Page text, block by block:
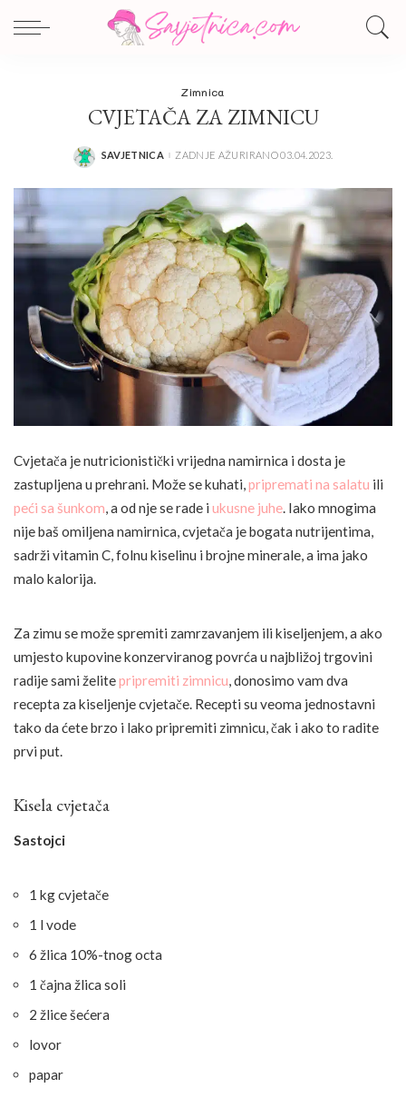
Zimnica
CVJETAČA ZA ZIMNICU
POSTED
SAVJETNICA ZADNJE AŽURIRANO 03.04.2023.
Cvjetača je nutricionistički vrijedna namirnica i dosta je
zastupljena u prehrani. Može se kuhati,pripremati na salatu ili
peći sa šunkom, a od nje se rade i ukusne juhe. Iako mnogima
nije baš omiljena namirnica, cvjetača je bogata nutrijentima,
sadrži vitamin C, folnu kiselinu i brojne minerale, a ima jako
malo kalorija.
Za zimu se može spremiti zamrzavanjem ili kiseljenjem, a ako
umjesto kupovine konzerviranog povrća u najbližoj trgovini
radije sami želitepripremiti zimnicu, donosimo vam dva
recepta za kiseljenje cvjetače. Recepti su veoma jednostavni
tako da ćete brzo i lako pripremiti zimnicu, čak i ako to radite
prvi put.
Kisela cvjetača
Sastojci
1 kg cvjetače
1 l vode
6 žlica 10%-tnog octa
1 čajna žlica soli
2 žlice šećera
lovor
papar